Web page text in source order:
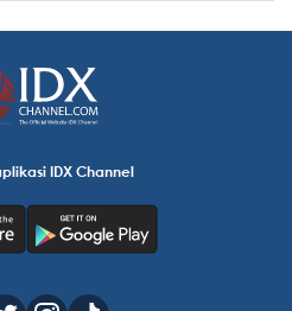
IDX Channel